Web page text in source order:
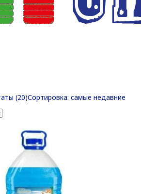
(20)Сортировка: самые недавние